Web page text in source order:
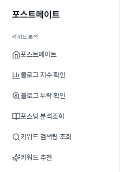
포스트메이트
키워드분석
포스트메이트
블로그 지수 확인
블로그 누락 확인
포스팅 분석조회
키워드 검색량 조회
키워드 추천